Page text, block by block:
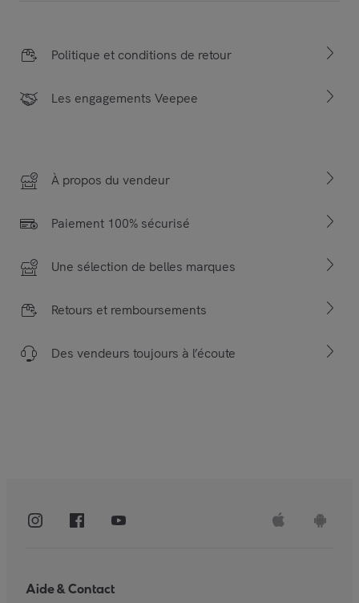
Politique et conditions de retour
Les engagements Veepee
À propos du vendeur
Paiement 100% sécurisé
Une sélection de belles marques
Retours et remboursements
Des vendeurs toujours à l’écoute
Aide & Contact